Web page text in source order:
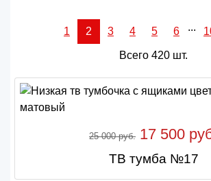
1 2 3 4 5 6 ...
Всего 420 шт.
25 000 руб. 17 500
ТВ тумба №17